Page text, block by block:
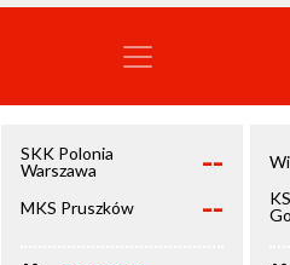
SKK Polonia
Warszawa
--
MKS Pruszków --